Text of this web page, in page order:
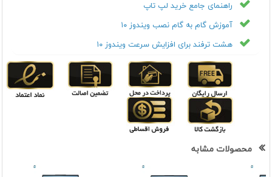
راهنمای جامع خرید لپ تاپ
آموزش گام به گام نصب ویندوز ۱۰
هشت ترفند برای افزایش سرعت ویندوز ۱۰
محصولات مشابه